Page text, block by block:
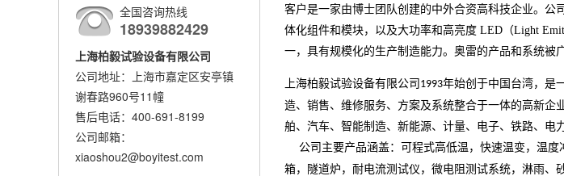
全国咨询热线
18939882429
上海柏毅试验设备有限公司
公司地址：上海市嘉定区安亭镇
谢春路960号11幢
售后电话：400-691-8199
公司邮箱：
xiaoshou2@boyitest.com
客户是一家由博士团队创建的中外合资高科技企业。公
体化组件和模块，以及大功率和高亮度 LED（Light
一，具有规模化的生产制造能力。奥雷的产品和系统被
上海柏毅试验设备有限公司 1993年始创于中国台湾，是
造、销售、维修服务、方案及系统整合于一体的高新
舶、汽车、智能制造、新能源、计量、电子、铁路、电
公司主要产品涵盖：可程式高低温，快速温变，温
箱，隧道炉，耐电流测试仪，微电阻测试系统，淋雨